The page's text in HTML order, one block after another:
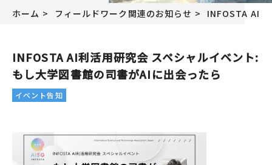
ホーム フィールドワーク関連のお知らせ INFOSTA AI利
INFOSTA AI利活用研究会 スペシャルイベント:
もし大学図書館の司書がAIに出会ったら
イベント告知